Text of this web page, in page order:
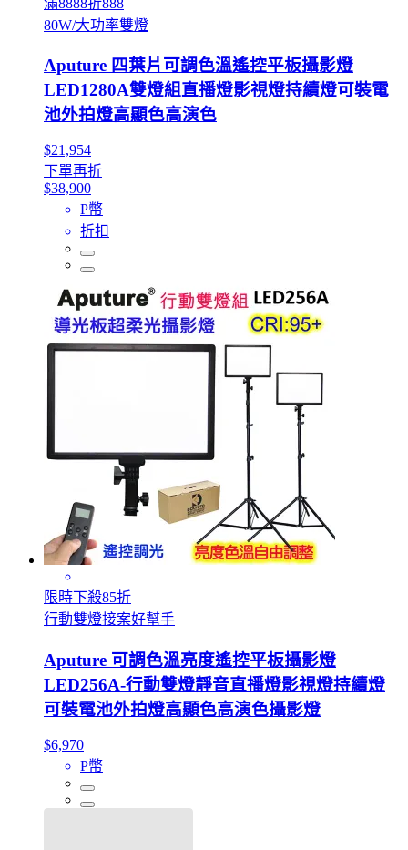
80W/大功率雙燈
Aputure 四葉片可調色溫遙控平板攝影燈
LED1280A雙燈組直播燈影視燈持續燈可裝電
池外拍燈高顯色高演色
$21,954
下單再折
$38,900
P幣
折扣
限時下殺85折
行動雙燈接案好幫手
Aputure 可調色溫亮度遙控平板攝影燈
LED256A-行動雙燈靜音直播燈影視燈持續燈
可裝電池外拍燈高顯色高演色攝影燈
$6,970
P幣